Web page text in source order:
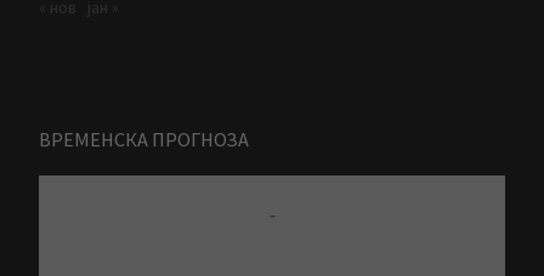
« нов
јан »
ВРЕМЕНСКА ПРОГНОЗА
-